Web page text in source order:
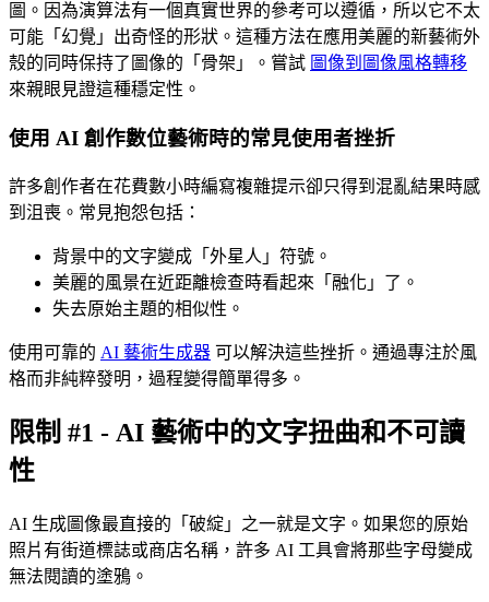
圖。因為演算法有一個真實世界的參考可以遵循，所以它不太
可能「幻覺」出奇怪的形狀。這種方法在應用美麗的新藝術外
殼的同時保持了圖像的「骨架」。嘗試 圖像到圖像風格轉移
來親眼見證這種穩定性。
使用 AI 創作數位藝術時的常見使用者挫折
許多創作者在花費數小時編寫複雜提示卻只得到混亂結果時感
到沮喪。常見抱怨包括：
背景中的文字變成「外星人」符號。
美麗的風景在近距離檢查時看起來「融化」了。
失去原始主題的相似性。
使用可靠的 AI 藝術生成器 可以解決這些挫折。通過專注於風
格而非純粹發明，過程變得簡單得多。
限制 #1 - AI 藝術中的文字扭曲和不可讀
性
AI 生成圖像最直接的「破綻」之一就是文字。如果您的原始
照片有街道標誌或商店名稱，許多 AI 工具會將那些字母變成
無法閱讀的塗鴉。